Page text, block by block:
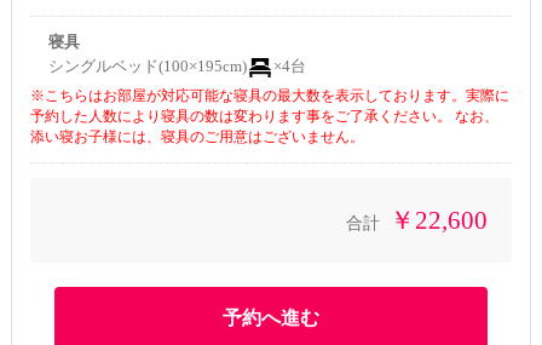
寝具
シングルベッド(100×195cm)
×4台
※こちらはお部屋が対応可能な寝具の最大数を表示しております。実際に
予約した人数により寝具の数は変わります事をご了承ください。 なお、
添い寝お子様には、寝具のご用意はございません。
合計 ￥22,600